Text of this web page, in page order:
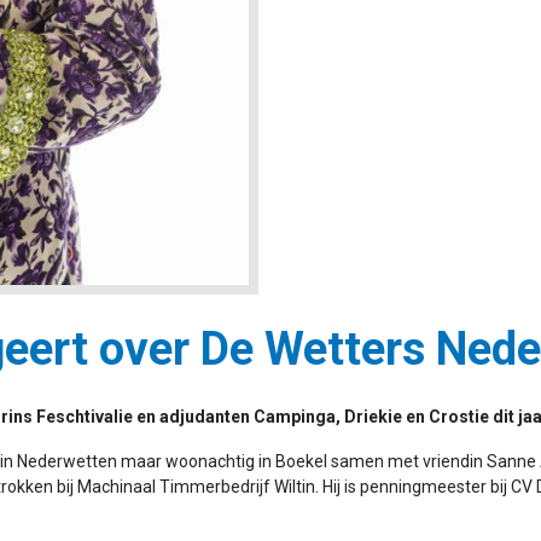
over De Wetters
Feschtivalie en adjudanten Campinga, Driekie en Crostie dit
Nederwetten maar woonachtig in Boekel samen met vriendin
bij Machinaal Timmerbedrijf Wiltin. Hij is penningmeester bij